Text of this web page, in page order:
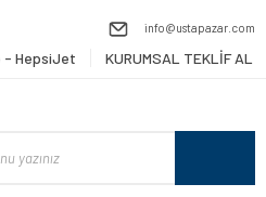
info@ustapazar.com
- HepsiJet KURUMSAL TEKLİF AL